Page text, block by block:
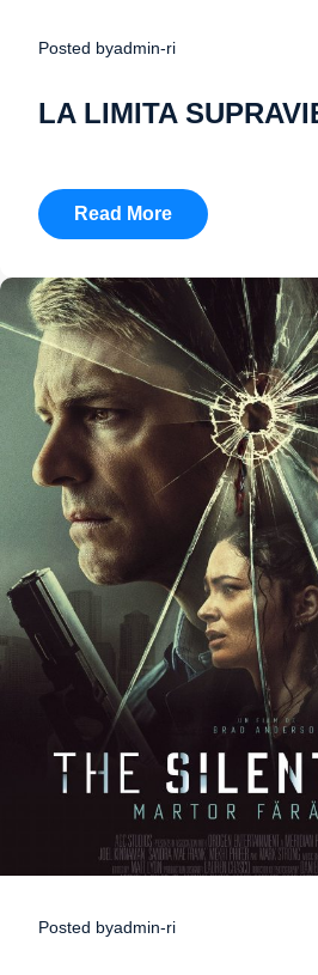
Posted byadmin-ri
LA LIMITA
Read More
Posted byadmin-ri